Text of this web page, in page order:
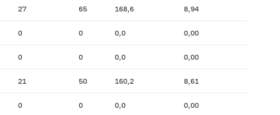
27 65 168,6 8,94
0 0 0,0 0,00
0 0 0,0 0,00
21 50 160,2 8,61
0 0 0,0 0,00